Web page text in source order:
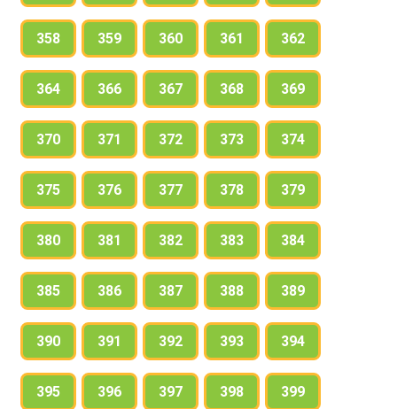
358 359 360 361 362
364 366 367 368 369
370 371 372 373 374
375 376 377 378 379
380 381 382 383 384
385 386 387 388 389
390 391 392 393 394
395 396 397 398 399